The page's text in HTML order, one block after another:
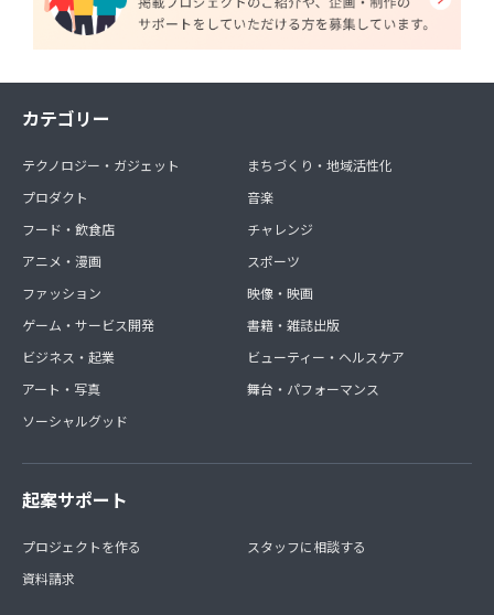
カテゴリー
テクノロジー・ガジェット
プロダクト
フード・飲食店
アニメ・漫画
ファッション
ゲーム・サービス開発
ビジネス・起業
アート・写真
ソーシャルグッド
まちづくり・地域活性化
音楽
チャレンジ
スポーツ
映像・映画
書籍・雑誌出版
ビューティー・ヘルスケア
舞台・パフォーマンス
起案サポート
プロジェクトを作る
資料請求
スタッフに相談する